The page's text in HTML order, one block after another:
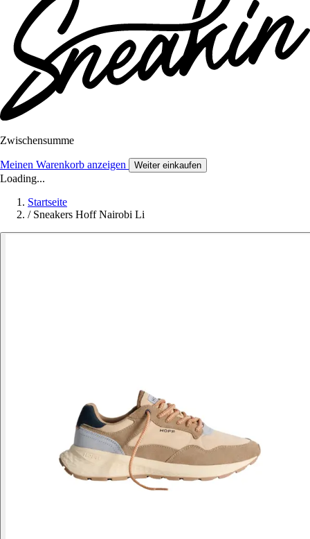
Zwischensumme
Meinen Warenkorb anzeigen Weiter einkaufen
Loading...
Startseite
/ Sneakers Hoff Nairobi Li